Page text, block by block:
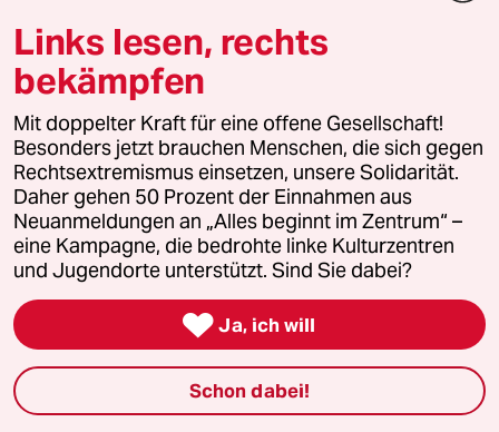
Mehr taz Lesestoff
taz FUTURZWEI
Le Monde diplomatique
taz Archiv
Mehr taz Angebote
Links lesen, rechts
bekämpfen
Mit doppelter Kraft für eine offene Gesellschaft!
Besonders jetzt brauchen Menschen, die sich gegen
Rechtsextremismus einsetzen, unsere Solidarität.
Daher gehen 50 Prozent der Einnahmen aus
Neuanmeldungen an „Alles beginnt im Zentrum“ –
eine Kampagne, die bedrohte linke Kulturzentren
und Jugendorte unterstützt. Sind Sie dabei?
 Ja, ich will
Schon dabei!